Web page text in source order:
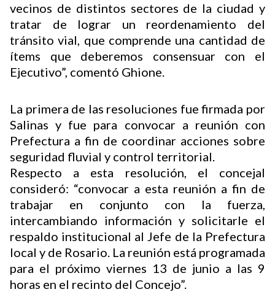
vecinos de distintos sectores de la ciudad y
tratar de lograr un reordenamiento del
tránsito vial, que comprende una cantidad de
ítems que deberemos consensuar con el
Ejecutivo”, comentó Ghione.
La primera de las resoluciones fue firmada por
Salinas y fue para convocar a reunión con
Prefectura a fin de coordinar acciones sobre
seguridad fluvial y control territorial.
Respecto a esta resolución, el concejal
consideró: “convocar a esta reunión a fin de
trabajar en conjunto con la fuerza,
intercambiando información y solicitarle el
respaldo institucional al Jefe de la Prefectura
local y de Rosario. La reunión está programada
para el próximo viernes 13 de junio a las 9
horas en el recinto del Concejo”.